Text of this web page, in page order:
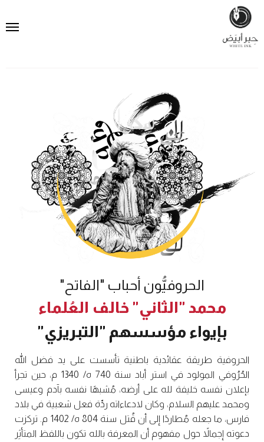
الحروفيُّون أحباب "الفاتح"
محمد "الثاني" خالف العُلماء
بإيواء مؤسسهم "التبريزي"
الحروفية طريقة عقائدية باطنية تأسست على يد فضل الله
الحُرُوفي المولود في استر أباد سنة 740 ه/ 1340 م، حين تجرأ
بإعلان نفسه خليفة لله على أرضه، مُشبهًا نفسه بآدم وعيسى
ومحمد عليهم السلام، وكان لادعاءاته ردِّة فعل شعبية في بلاد
فارس، ما جعله مُطاردًا إلى أن قُتل سنة 804 ه/ 1402 م. تركزت
دعوته إجمالاً حول مفهوم أن المعرفة بالله تكون باللفظ المتأثِر